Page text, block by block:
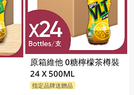
原箱維他 0糖檸檬茶樽裝
24 X 500ML
指定品牌送贈品